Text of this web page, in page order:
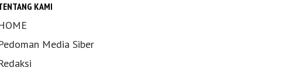
KAMI
Media Siber